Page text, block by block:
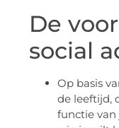
De
social
Op basis
de leeftijd,
functie van